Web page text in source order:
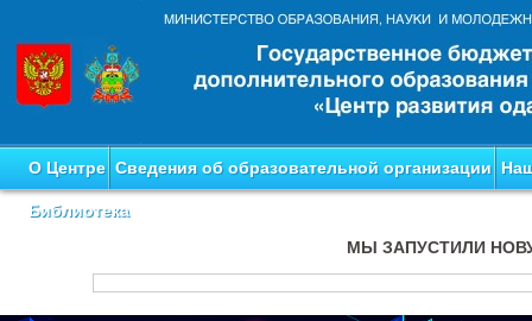
О Центре Сведения об образовательной организации
Библиотека
МЫ ЗАПУСТИЛИ